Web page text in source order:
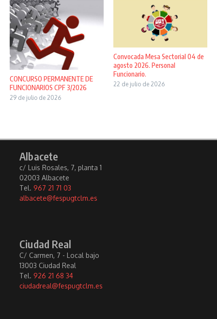
CONCURSO PERMANENTE DE
FUNCIONARIOS CPF 3/2026
29 de julio de 2026
Convocada Mesa Sectorial 04 de
agosto 2026. Personal
Funcionario.
22 de julio de 2026
Albacete
c/ Luis Rosales, 7, planta 1
02003 Albacete
Tel. 967 21 71 03
albacete@fespugtclm.es
Ciudad Real
C/ Carmen, 7 - Local bajo
13003 Ciudad Real
Tel. 926 21 68 34
ciudadreal@fespugtclm.es